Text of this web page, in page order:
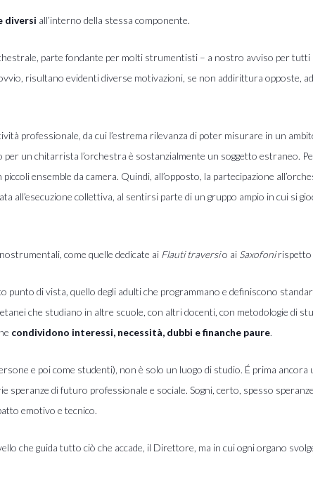
diversi all’interno della stessa componente.
parte fondante per molti strumentisti – a nostro avviso per
risultano evidenti diverse motivazioni, se non addirittura opposte,
professionale, da cui l’estrema rilevanza di poter misurare in un
un chitarrista l’orchestra è sostanzialmente un soggetto estraneo.
ensemble da camera. Quindi, all’opposto, la partecipazione
all’esecuzione collettiva, al sentirsi parte di un gruppo ampio in cui si
come quelle dedicate ai Flauti traversio ai Saxofonirispetto
punto di vista, quello degli adulti che programmano e definiscono
che studiano in altre scuole, con altri docenti, con metodologie di
condividono interessi, necessità, dubbi e finanche paure.
e poi come studenti), non è solo un luogo di studio. É prima ancora
di futuro professionale e sociale. Sogni, certo, spesso
emotivo e tecnico.
che guida tutto ciò che accade, il Direttore, ma in cui ogni organo